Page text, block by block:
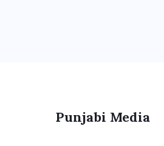
Punjabi Media